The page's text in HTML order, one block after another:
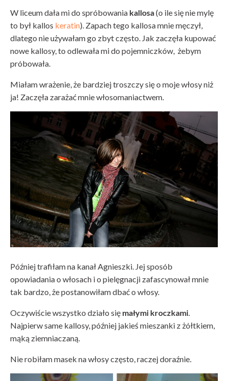
W liceum dała mi do spróbowania kallosa(o ile się nie mylę
to był kallos keratin). Zapach tego kallosa mnie męczył,
dlatego nie używałam go zbyt często. Jak zaczęła kupować
nowe kallosy, to odlewała mi do pojemniczków, żebym
próbowała.
Miałam wrażenie, że bardziej troszczy się o moje włosy niż
ja! Zaczęła zarażać mnie włosomaniactwem.
Później trafiłam na kanał Agnieszki. Jej sposób
opowiadania o włosach i o pielęgnacji zafascynował mnie
tak bardzo, że postanowiłam dbać o włosy.
Oczywiście wszystko działo się małymi kroczkami
Najpierw same kallosy, później jakieś mieszanki z żółtkiem,
mąką ziemniaczaną.
Nie robiłam masek na włosy często, raczej doraźnie.